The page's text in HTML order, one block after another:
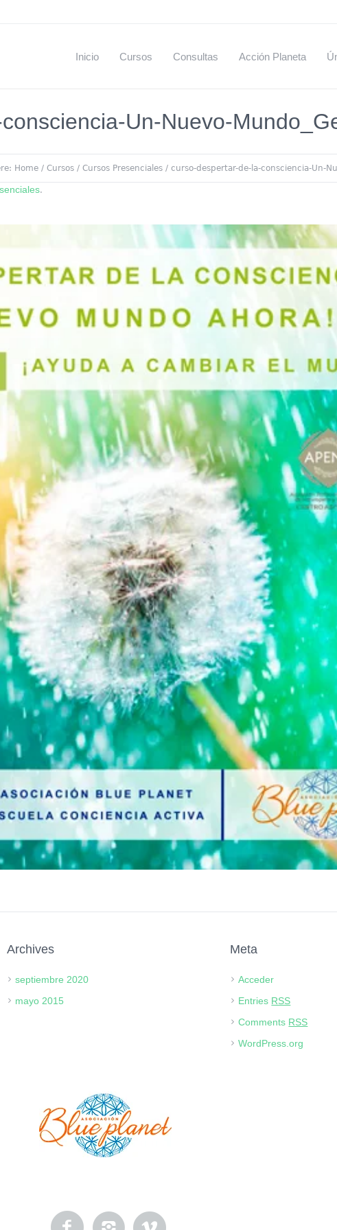
Inicio Cursos Consultas Acción Planeta
Un-Nuevo-
Home / Cursos / Cursos Presenciales / curso-despertar-de-la-consciencia-Un-
.
Archives
septiembre 2020
mayo 2015
Meta
Acceder
Entries RSS
Comments RSS
WordPress.org